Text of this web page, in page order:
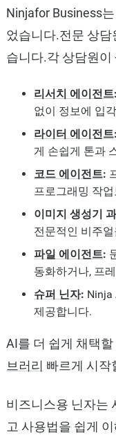
Ninjafor Business
었습니다.전문 상담
습니다.각 상담원
리서치 에이전트:
없이 정보에 입
라이터 에이전트:
게 손쉽게 톤과
코드 에이전트:
프로그래밍 작
이미지 생성기
전문적인 비주
파일 에이전트:
동화하거나, 프
슈퍼 닌자: Ninja
제공합니다.
AI를 더 쉽게 채택
브러리 빠르게 시작
비즈니스용 닌자는
고 사용법을 쉽게